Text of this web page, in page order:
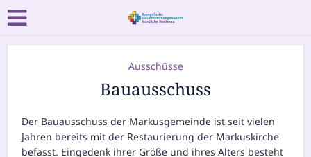
Ausschüsse
Bauausschuss
Der Bauausschuss der Markusgemeinde ist seit vie­len
Jahren bereits mit der Restaurierung der Markuskirche
befasst. Eingedenk ihrer Größe und ihres Alters besteht